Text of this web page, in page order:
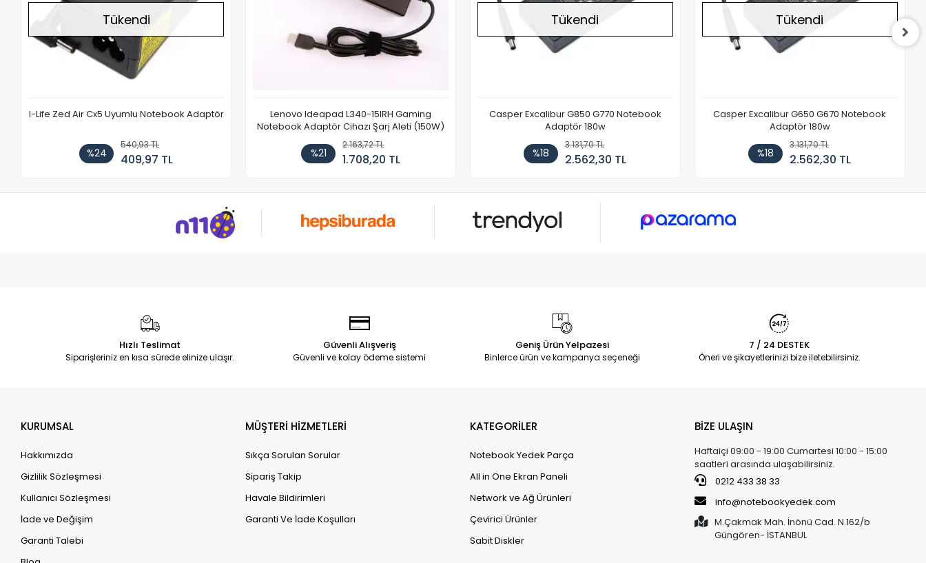
Tükendi
I-Life Zed Air Cx5 Uyumlu Notebook Adaptör
%24
540,93 TL
409,97 TL
Lenovo Ideapad L340-15IRH Gaming
Notebook Adaptör Cihazı Şarj Aleti (150W)
%21
2.163,72 TL
1.708,20 TL
Tükendi
Casper Excalibur G850 G770 Notebook
Adaptör 180w
%18
3.131,70 TL
2.562,30 TL
Tükendi
Casper Excalibur G650 G670 Notebook
Adaptör 180w
%18
3.131,70 TL
2.562,30 TL
Hızlı Teslimat
Siparişleriniz en kısa sürede elinize ulaşır.
Güvenli Alışveriş
Güvenli ve kolay ödeme sistemi
Geniş Ürün Yelpazesi
Binlerce ürün ve kampanya seçeneği
7 / 24 DESTEK
Öneri ve şikayetlerinizi bize iletebilirsiniz.
KURUMSAL
Hakkımızda
Gizlilik Sözleşmesi
Kullanıcı Sözleşmesi
İade ve Değişim
Garanti Talebi
MÜŞTERİ HİZMETLERİ
Sıkça Sorulan Sorular
Sipariş Takip
Havale Bildirimleri
Garanti Ve İade Koşulları
KATEGORİLER
Notebook Yedek Parça
All in One Ekran Paneli
Network ve Ağ Ürünleri
Çevirici Ürünler
Sabit Diskler
BİZE ULAŞIN
Haftaiçi 09:00 - 19:00 Cumartesi 10:00 - 15:00
saatleri arasında ulaşabilirsiniz.
0212 433 38 33
info@notebookyedek.com
M.Çakmak Mah. İnönü Cad. N.162/b
Güngören- İSTANBUL